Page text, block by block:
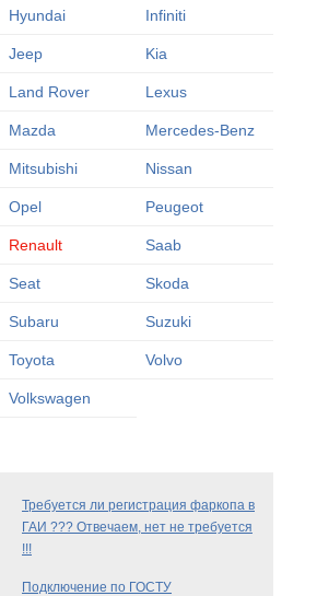
Hyundai Infiniti
Jeep Kia
Land Rover Lexus
Mazda Mercedes-Benz
Mitsubishi Nissan
Opel Peugeot
Renault Saab
Seat Skoda
Subaru Suzuki
Toyota Volvo
Volkswagen
Требуется ли регистрация фаркопа в
ГАИ ??? Отвечаем, нет не требуется
!!!
Подключение по ГОСТУ